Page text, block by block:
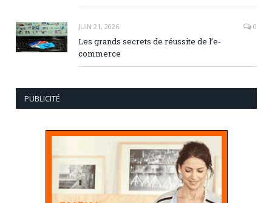
JUIN 21, 2026 0
Les grands secrets de réussite de l’e-
commerce
PUBLICITÉ